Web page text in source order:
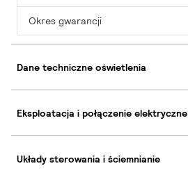
Okres gwarancji
Dane techniczne oświetlenia
Eksploatacja i połączenie elektryczne
Układy sterowania i ściemnianie